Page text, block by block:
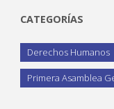
CATEGORÍAS
Derechos Humanos
Primera Asamblea